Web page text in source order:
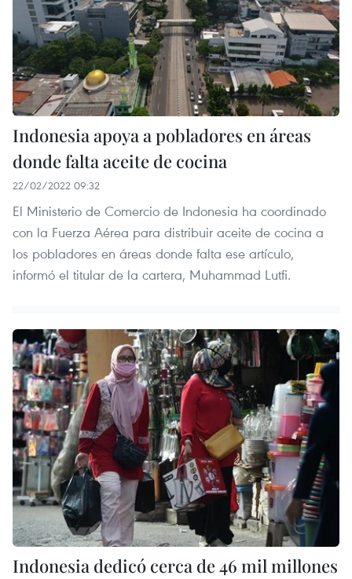
Indonesia apoya a pobladores en áreas
donde falta aceite de cocina
22/02/2022 09:32
El Ministerio de Comercio de Indonesia ha coordinado
con la Fuerza Aérea para distribuir aceite de cocina a
los pobladores en áreas donde falta ese artículo,
informó el titular de la cartera, Muhammad Lutfi.
Indonesia dedicó cerca de 46 mil millones